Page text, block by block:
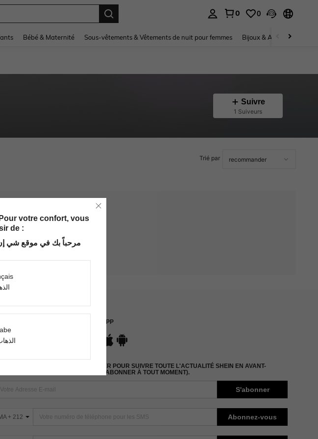
0 0
Bébé & Maternité Sous-vêtements & Vêtements de nuit pour femmes Bijoux & Accessoires pour
Suivre
1 Suiveurs
Trié par
APP
VOUS À NOTRE NEWSLETTER POUR SUIVRE TOUTE L'ACTUALITÉ SHEIN EN AVANT-
! (VOUS POUVEZ VOUS DÉSABONNER À TOUT MOMENT).
S'abonner
+ 212 Abonnez-vous
votre confort, vous
de :
مرحباً بك في موقع شي إن